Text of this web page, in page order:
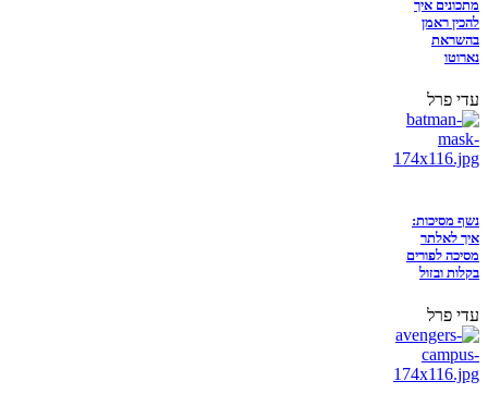
מתכונים איך
להכין ראמן
בהשראת
נארוטו
עדי פרל
נשף מסיכות:
איך לאלתר
מסיכה לפורים
בקלות ובזול
עדי פרל